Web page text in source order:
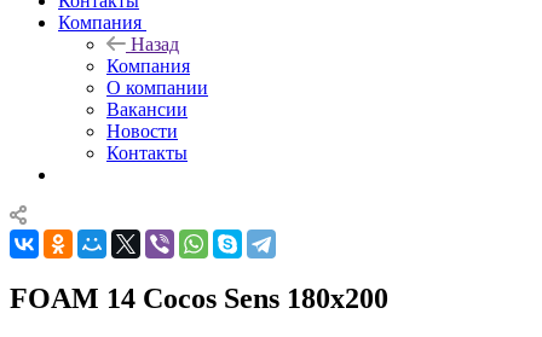
Компания
Назад
Компания
О компании
Вакансии
Новости
Контакты
FOAM 14 Cocos Sens 180x200